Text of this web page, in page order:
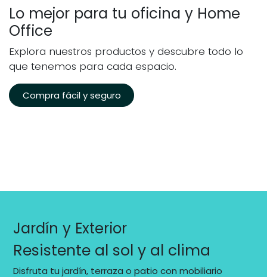
Lo mejor para tu oficina y Home
Office
Explora nuestros productos y descubre todo lo
que tenemos para cada espacio.
Compra fácil y seguro
Jardín y Exterior
Resistente al sol y al clima
Disfruta tu jardín, terraza o patio con mobiliario